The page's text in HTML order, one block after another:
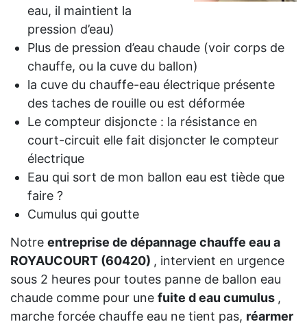
eau, il maintient la
pression d’eau)
Plus de pression d’eau chaude (voir corps de
chauffe, ou la cuve du ballon)
la cuve du chauffe-eau électrique présente
des taches de rouille ou est déformée
Le compteur disjoncte : la résistance en
court-circuit elle fait disjoncter le compteur
électrique
Eau qui sort de mon ballon eau est tiède que
faire ?
Cumulus qui goutte
Notre entreprise de dépannage chauffe eau a
ROYAUCOURT (60420) , intervient en urgence
sous 2 heures pour toutes panne de ballon eau
chaude comme pour une fuite d eau cumulus ,
marche forcée chauffe eau ne tient pas, réarmer